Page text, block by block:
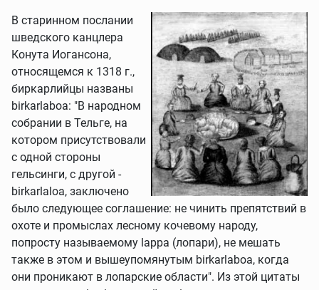
В старинном послании
шведского канцлера
Конута Иогансона,
относящемся к 1318 г.,
биркарлийцы названы
birkarlaboa: "В народном
собрании в Тельге, на
котором присутствовали
с одной стороны
гельсинги, с другой -
birkarlaloa, заключено
было следующее соглашение: не чинить препятствий в
охоте и промыслах лесному кочевому народу,
попросту называемому lappa (лопари), не мешать
также в этом и вышеупомянутым birkarlaboa, когда
они проникают в лопарские области". Из этой цитаты